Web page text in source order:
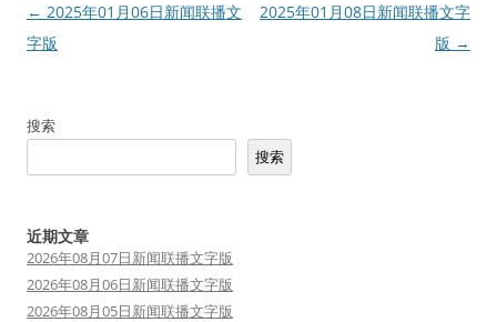
文
章
← 2025年01月06日新闻联播文
字版
2025年01月08日新闻联播文字
版 →
搜索
搜索
近期文章
2026年08月07日新闻联播文字版
2026年08月06日新闻联播文字版
2026年08月05日新闻联播文字版